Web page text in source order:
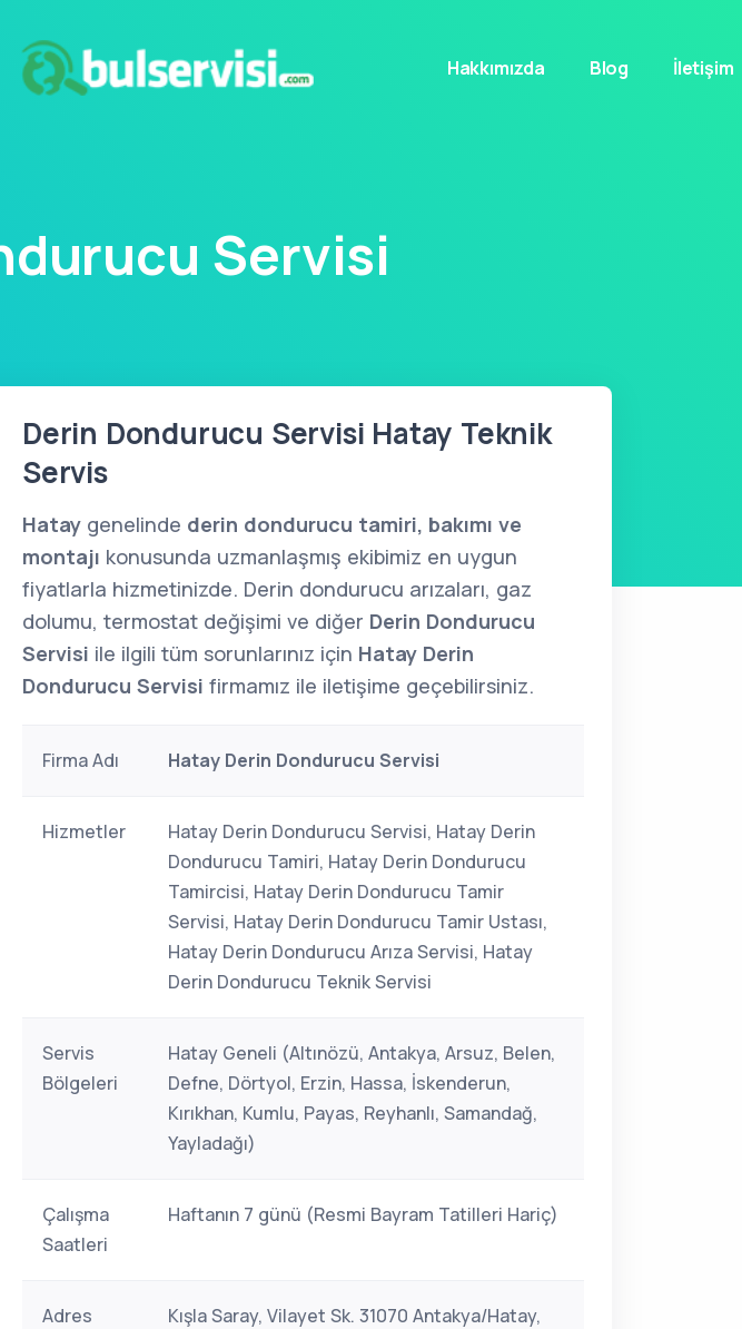
Hakkımızda Blog İletişim
Servisi
Derin Dondurucu Servisi Hatay Teknik
Servis
Hatay genelinde derin dondurucu tamiri, bakımı ve
montajı konusunda uzmanlaşmış ekibimiz en uygun
fiyatlarla hizmetinizde. Derin dondurucu arızaları, gaz
dolumu, termostat değişimi ve diğer Derin Dondurucu
Servisi ile ilgili tüm sorunlarınız için Hatay Derin
Dondurucu Servisi firmamız ile iletişime geçebilirsiniz.
Firma Adı Hatay Derin Dondurucu Servisi
Hizmetler
Hatay Derin Dondurucu Servisi, Hatay Derin
Dondurucu Tamiri, Hatay Derin Dondurucu
Tamircisi, Hatay Derin Dondurucu Tamir
Servisi, Hatay Derin Dondurucu Tamir Ustası,
Hatay Derin Dondurucu Arıza Servisi, Hatay
Derin Dondurucu Teknik Servisi
Servis
Bölgeleri
Hatay Geneli (Altınözü, Antakya, Arsuz, Belen,
Defne, Dörtyol, Erzin, Hassa, İskenderun,
Kırıkhan, Kumlu, Payas, Reyhanlı, Samandağ,
Yayladağı)
Çalışma
Saatleri
Haftanın 7 günü (Resmi Bayram Tatilleri Hariç)
Adres
Kışla Saray, Vilayet Sk. 31070 Antakya/Hatay,